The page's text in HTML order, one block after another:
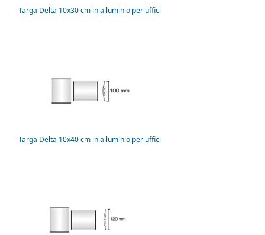
Targa Delta 10x30 cm in alluminio per uffici
Targa Delta 10x40 cm in alluminio per uffici